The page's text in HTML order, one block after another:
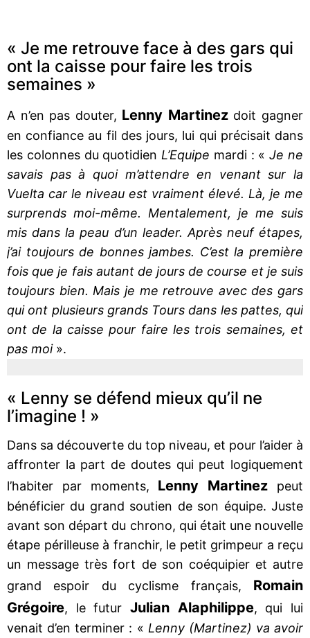
« Je me retrouve face à des gars qui
ont la caisse pour faire les trois
semaines »
A n’en pas douter, Lenny Martinezdoit gagner
en confiance au fil des jours, lui qui précisait dans
les colonnes du quotidien L’Equipe mardi : «Je ne
savais pas à quoi m’attendre en venant sur la
Vuelta car le niveau est vraiment élevé. Là, je me
surprends moi-même. Mentalement, je me suis
mis dans la peau d’un leader. Après neuf étapes,
j’ai toujours de bonnes jambes. C’est la première
fois que je fais autant de jours de course et je suis
toujours bien. Mais je me retrouve avec des gars
qui ont plusieurs grands Tours dans les pattes, qui
ont de la caisse pour faire les trois semaines, et
pas moi ».
« Lenny se défend mieux qu’il ne
l’imagine ! »
Dans sa découverte du top niveau, et pour l’aider à
affronter la part de doutes qui peut logiquement
l’habiter par moments, Lenny Martinez peut
bénéficier du grand soutien de son équipe. Juste
avant son départ du chrono, qui était une nouvelle
étape périlleuse à franchir, le petit grimpeur a reçu
un message très fort de son coéquipier et autre
grand espoir du cyclisme français, Romain
Grégoire, le futur Julian Alaphilippe, qui lui
venait d’en terminer : « Lenny (Martinez) va avoir